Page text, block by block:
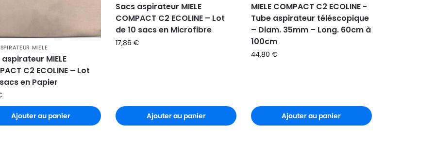
MIELE
MIELE
C2 ECOLINE – Lot
en Papier
Ajouter au panier
Sacs aspirateur MIELE
COMPACT C2 ECOLINE – Lot
de 10 sacs en Microfibre
17,86€
Ajouter au panier
MIELE COMPACT C2 ECOLINE -
Tube aspirateur téléscopique
– Diam. 35mm – Long. 60cm à
100cm
44,80€
Ajouter au panier